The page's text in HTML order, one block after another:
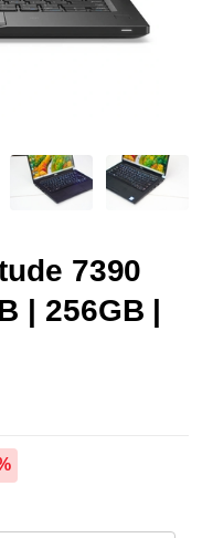
7390
| 256GB |